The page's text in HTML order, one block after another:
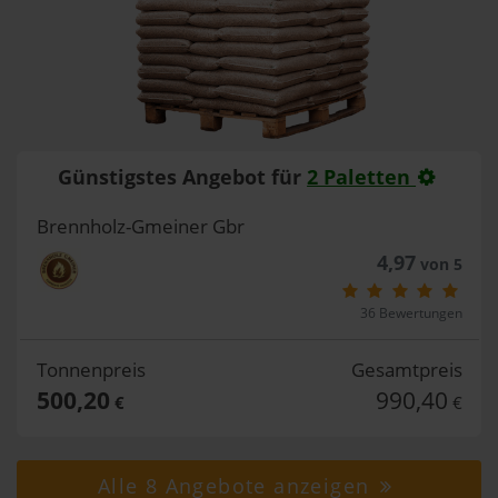
Günstigstes Angebot für 2 Paletten
Brennholz-Gmeiner Gbr
4,97von 5
36 Bewertungen
Tonnenpreis
500,20 €
Gesamtpreis
990,40 €
Alle 8 Angebote anzeigen